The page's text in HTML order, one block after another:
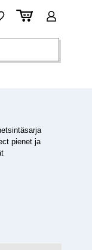
pienet ja